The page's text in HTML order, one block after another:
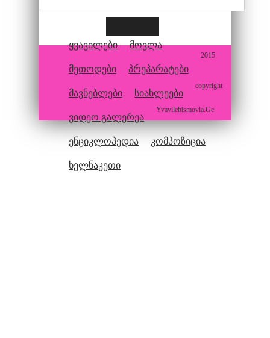
ყვავილები მოვლა
მეთოდები პრეპარატები
მავნებლები სიახლეები
ვიდეო გალერეა
ენციკლოპედია კომპოზიცია
ხელნაკეთი
2015
copyright
Yvavilebismovla.Ge